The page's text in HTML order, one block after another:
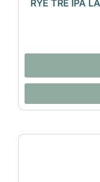
RYE TRE IPA